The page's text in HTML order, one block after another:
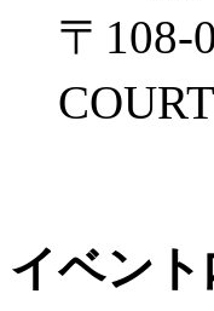
〒108-
イベント